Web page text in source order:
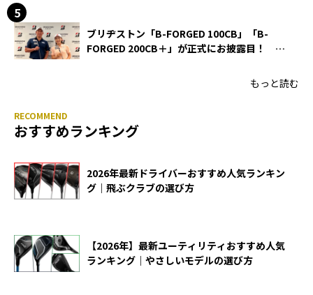
ブリヂストン「B-FORGED 100CB」「B-
FORGED 200CB＋」が正式にお披露目！ あ
もっと読む
おすすめランキング
2026年最新ドライバーおすすめ人気ランキン
グ｜飛ぶクラブの選び方
【2026年】最新ユーティリティおすすめ人気
ランキング｜やさしいモデルの選び方